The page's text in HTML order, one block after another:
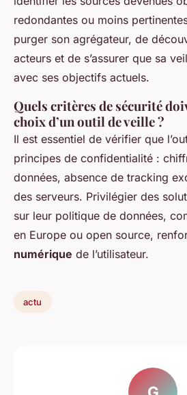
redondantes ou moins
purger son agrégateur, de
acteurs et de s’assurer que sa
avec ses objectifs actuels.
Quels critères de sécurité
choix d’un outil de veille ?
Il est essentiel de vérifier que
principes de confidentialité :
données, absence de tracking
des serveurs. Privilégier des
sur leur politique de données,
en Europe ou open source,
numérique de l’utilisateur.
actu